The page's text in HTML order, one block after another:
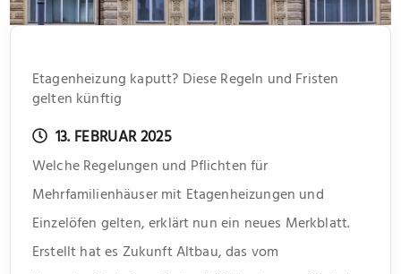
Etagenheizung kaputt? Diese Regeln und Fristen
gelten künftig
13. FEBRUAR 2025
Welche Regelungen und Pflichten für
Mehrfamilienhäuser mit Etagenheizungen und
Einzelöfen gelten, erklärt nun ein neues Merkblatt.
Erstellt hat es Zukunft Altbau, das vom